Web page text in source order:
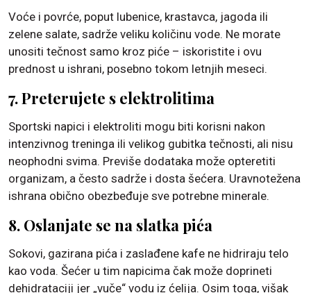
Voće i povrće, poput lubenice, krastavca, jagoda ili
zelene salate, sadrže veliku količinu vode. Ne morate
unositi tečnost samo kroz piće – iskoristite i ovu
prednost u ishrani, posebno tokom letnjih meseci.
7. Preterujete s elektrolitima
Sportski napici i elektroliti mogu biti korisni nakon
intenzivnog treninga ili velikog gubitka tečnosti, ali nisu
neophodni svima. Previše dodataka može opteretiti
organizam, a često sadrže i dosta šećera. Uravnotežena
ishrana obično obezbeđuje sve potrebne minerale.
8. Oslanjate se na slatka pića
Sokovi, gazirana pića i zaslađene kafe ne hidriraju telo
kao voda. Šećer u tim napicima čak može doprineti
dehidrataciji jer „vuče“ vodu iz ćelija. Osim toga, višak